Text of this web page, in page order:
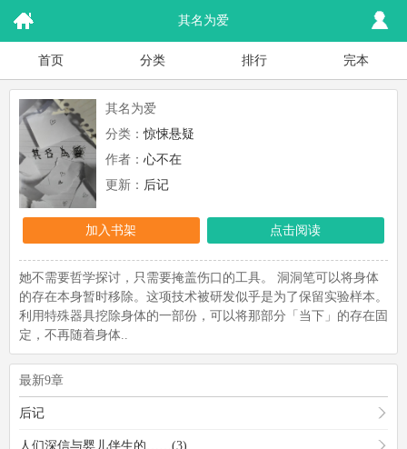
其名为爱
首页 分类 排行 完本
其名为爱
分类：惊悚悬疑
作者：心不在
更新： 后记
加入书架 点击阅读
她不需要哲学探讨，只需要掩盖伤口的工具。 洞洞笔可以将身体
的存在本身暂时移除。这项技术被研发似乎是为了保留实验样本。
利用特殊器具挖除身体的一部份，可以将那部分「当下」的存在固
定，不再随着身体..
最新9章
后记
人们深信与婴儿伴生的……(3)